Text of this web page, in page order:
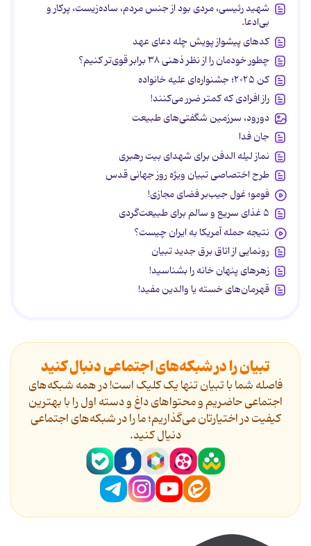
شهید رئیسی، مردی بود از جنس مردم، ساده‌زیست، پرکار و
بی‌ادعا.
کدهای پیشواز پویش چله دعای عهد
چطور خودمان را از نظر ذهنی ۳۸ برابر قوی‌تر کنیم؟
کن ۲۰۲۵؛ جشنواره‌ای علیه خانواده
راز افرادی که کمتر ضرر می‌کنند!
دورود، سرزمین شگفتی‌های طبیعت
جان فدا
نماز لیله الدفن برای شهدای بیت رهبری
طرح اختصاصی تبیان ویژه روز جهانی قدس
فومو؛ غول جیب‌بر فضای مجازی!
۵ غذای سریع و سالم برای طبیعت‌گردی
نتیجه حمله آمریکا به ایران چیست؟
رونمایی از اتاق برق جدید تبیان
زهرهای پنهان خانه را بشناسید!
قهرمان‌های خسته یا والدین مفید!
تبیان را در شبکه‌های اجتماعی دنبال کنید
فاصله شما با تبیان تنها یک کلیک است! در همه شبکه‌های
اجتماعی حاضریم و محتواهای داغ و دسته اول را با بهترین
کیفیت در اختیارتان می‌گذاریم؛ ما را در شبکه‌های اجتماعی
دنیال کنید.